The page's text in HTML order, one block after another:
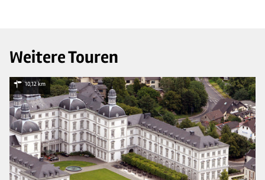
Weitere Touren
10,12 km